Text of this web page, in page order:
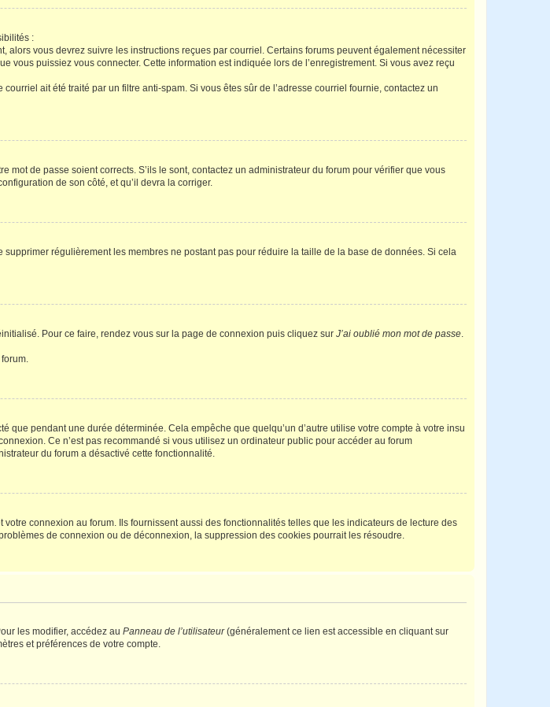
:
alors vous devrez suivre les instructions reçues par courriel. Certains forums peuvent également nécessiter
puissiez vous connecter. Cette information est indiquée lors de l’enregistrement. Si vous avez reçu
ait été traité par un filtre anti-spam. Si vous êtes sûr de l’adresse courriel fournie, contactez un
de passe soient corrects. S’ils le sont, contactez un administrateur du forum pour vérifier que vous
de son côté, et qu’il devra la corriger.
supprimer régulièrement les membres ne postant pas pour réduire la taille de la base de données. Si cela
Pour ce faire, rendez vous sur la page de connexion puis cliquez sur J’ai oublié mon mot de passe.
que pendant une durée déterminée. Cela empêche que quelqu’un d’autre utilise votre compte à votre insu
Ce n’est pas recommandé si vous utilisez un ordinateur public pour accéder au forum
du forum a désactivé cette fonctionnalité.
connexion au forum. Ils fournissent aussi des fonctionnalités telles que les indicateurs de lecture des
de connexion ou de déconnexion, la suppression des cookies pourrait les résoudre.
les modifier, accédez au Panneau de l’utilisateur(généralement ce lien est accessible en cliquant sur
et préférences de votre compte.